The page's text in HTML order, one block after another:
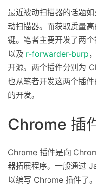
最近被动扫描器的话题
动扫描器。而获取质量
键。笔者主要开发了两个
以及 r-forwarder-burp
开源。两个插件分别为
也从笔者开发这两个插
的开发。
Chrome 插
Chrome 插件是向
器拓展程序。一般通过
以编写 Chrome 插件了